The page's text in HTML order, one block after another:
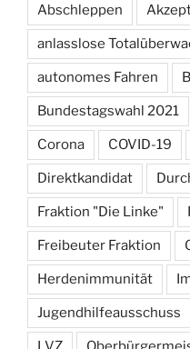
Abschleppen
anlasslose
autonomes Fahren
Bundestagswahl 2021
Corona COVID-19
Direktkandidat
Fraktion "Die Linke"
Freibeuter Fraktion
Herdenimmunität
Jugendhilfeausschuss